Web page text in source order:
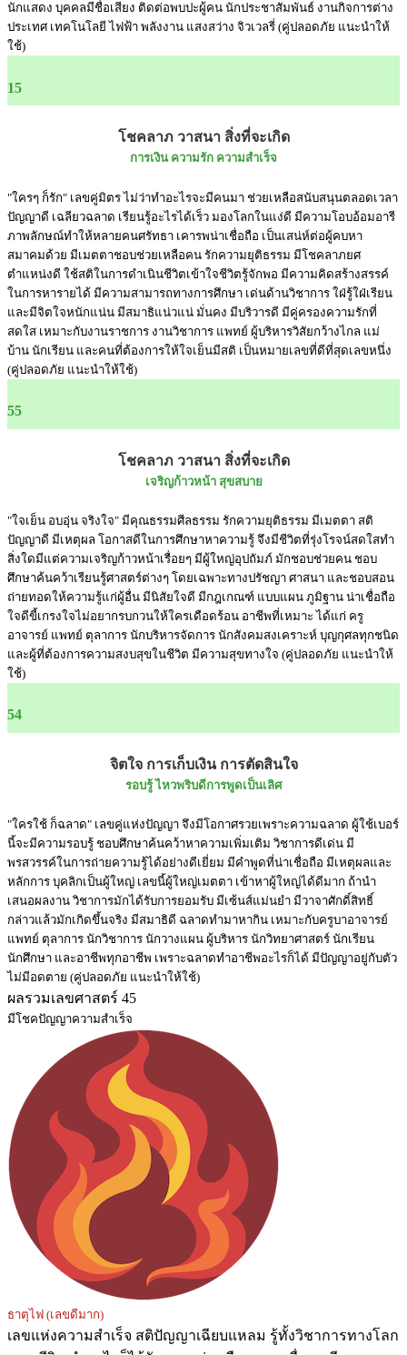
นักแสดง บุคคลมีชื่อเสียง ติดต่อพบปะผู้คน นักประชาสัมพันธ์ งานกิจการต่าง
ประเทศ เทคโนโลยี ไฟฟ้า พลังงาน แสงสว่าง จิวเวลรี่ (คู่ปลอดภัย แนะนำให้
ใช้)
15
โชคลาภ วาสนา สิ่งที่จะเกิด
การเงิน ความรัก ความสำเร็จ
"ใครๆ ก็รัก" เลขคู่มิตร ไม่ว่าทำอะไรจะมีคนมา ช่วยเหลือสนับสนุนตลอดเวลา
ปัญญาดี เฉลียวฉลาด เรียนรู้อะไรได้เร็ว มองโลกในแง่ดี มีความโอบอ้อมอารี
ภาพลักษณ์ทำให้หลายคนศรัทธา เคารพน่าเชื่อถือ เป็นเสน่ห์ต่อผู้คบหา
สมาคมด้วย มีเมตตาชอบช่วยเหลือคน รักความยุติธรรม มีโชคลาภยศ
ตำแหน่งดี ใช้สติในการดำเนินชีวิตเข้าใจชีวิตรู้จักพอ มีความคิดสร้างสรรค์
ในการหารายได้ มีความสามารถทางการศึกษา เด่นด้านวิชาการ ใฝ่รู้ใฝ่เรียน
และมีจิตใจหนักแน่น มีสมาธิแน่วแน่ มั่นคง มีบริวารดี มีคู่ครองความรักที่
สดใส เหมาะกับงานราชการ งานวิชาการ แพทย์ ผู้บริหารวิสัยกว้างไกล แม่
บ้าน นักเรียน และคนที่ต้องการให้ใจเย็นมีสติ เป็นหมายเลขที่ดีที่สุดเลขหนึ่ง
(คู่ปลอดภัย แนะนำให้ใช้)
55
โชคลาภ วาสนา สิ่งที่จะเกิด
เจริญก้าวหน้า สุขสบาย
"ใจเย็น อบอุ่น จริงใจ" มีคุณธรรมศีลธรรม รักความยุติธรรม มีเมตตา สติ
ปัญญาดี มีเหตุผล โอกาสดีในการศึกษาหาความรู้ จึงมีชีวิตที่รุ่งโรจน์สดใสทำ
สิ่งใดมีแต่ความเจริญก้าวหน้าเรื่อยๆ มีผู้ใหญ่อุปถัมภ์ มักชอบช่วยคน ชอบ
ศึกษาค้นคว้าเรียนรู้ศาสตร์ต่างๆ โดยเฉพาะทางปรัชญา ศาสนา และชอบสอน
ถ่ายทอดให้ความรู้แก่ผู้อื่น มีนิสัยใจดี มีกฎเกณฑ์ แบบแผน ภูมิฐาน น่าเชื่อถือ
ใจดีขี้เกรงใจไม่อยากรบกวนให้ใครเดือดร้อน อาชีพที่เหมาะ ได้แก่ ครู
อาจารย์ แพทย์ ตุลาการ นักบริหารจัดการ นักสังคมสงเคราะห์ บุญกุศลทุกชนิด
และผู้ที่ต้องการความสงบสุขในชีวิต มีความสุขทางใจ (คู่ปลอดภัย แนะนำให้
ใช้)
54
จิตใจ การเก็บเงิน การตัดสินใจ
รอบรู้ ไหวพริบดีการพูดเป็นเลิศ
"ใครใช้ ก็ฉลาด" เลขคู่แห่งปัญญา จึงมีโอกาศรวยเพราะความฉลาด ผู้ใช้เบอร์
นี้จะมีความรอบรู้ ชอบศึกษาค้นคว้าหาความเพิ่มเติม วิชาการดีเด่น มี
พรสวรรค์ในการถ่ายความรู้ได้อย่างดีเยี่ยม มีคำพูดที่น่าเชื่อถือ มีเหตุผลและ
หลักการ บุคลิกเป็นผู้ใหญ่ เลขนี้ผู้ใหญ่เมตตา เข้าหาผู้ใหญ่ได้ดีมาก ถ้านำ
เสนอผลงาน วิชาการมักได้รับการยอมรับ มีเซ้นส์แม่นยำ มีวาจาศักดิ์สิทธิ์
กล่าวแล้วมักเกิดขึ้นจริง มีสมาธิดี ฉลาดทำมาหากิน เหมาะกับครูบาอาจารย์
แพทย์ ตุลาการ นักวิชาการ นักวางแผน ผู้บริหาร นักวิทยาศาสตร์ นักเรียน
นักศึกษา และอาชีพทุกอาชีพ เพราะฉลาดทำอาชีพอะไรก็ได้ มีปัญญาอยู่กับตัว
ไม่มีอดตาย (คู่ปลอดภัย แนะนำให้ใช้)
ผลรวมเลขศาสตร์ 45
มีโชคปัญญาความสำเร็จ
ธาตุไฟ (เลขดีมาก)
เลขแห่งความสำเร็จ สติปัญญาเฉียบแหลม รู้ทั้งวิชาการทางโลก